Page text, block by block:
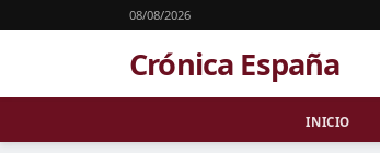
08/08/2026
Crónica España
INICIO